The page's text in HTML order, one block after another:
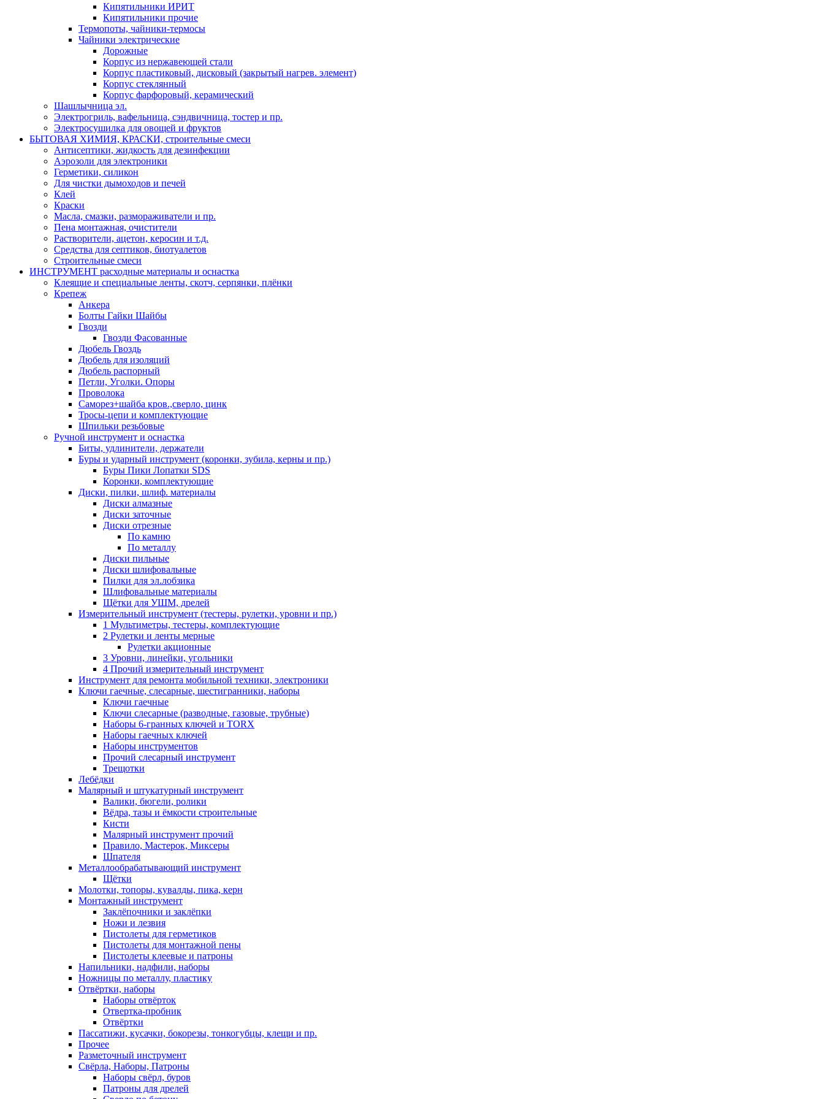
Кипятильники ИРИТ
Кипятильники прочие
Термопоты, чайники-термосы
Чайники электрические
Дорожные
Корпус из нержавеющей стали
Корпус пластиковый, дисковый (закрытый нагрев. элемент)
Корпус стеклянный
Корпус фарфоровый, керамический
Шашлычница эл.
Электрогриль, вафельница, сэндвичница, тостер и пр.
Электросушилка для овощей и фруктов
БЫТОВАЯ ХИМИЯ, КРАСКИ, строительные смеси
Антисептики, жидкость для дезинфекции
Аэрозоли для электроники
Герметики, силикон
Для чистки дымоходов и печей
Клей
Краски
Масла, смазки, размораживатели и пр.
Пена монтажная, очистители
Растворители, ацетон, керосин и т.д.
Средства для септиков, биотуалетов
Строительные смеси
ИНСТРУМЕНТ расходные материалы и оснастка
Клеящие и специальные ленты, скотч, серпянки, плёнки
Крепеж
Анкера
Болты Гайки Шайбы
Гвозди
Гвозди Фасованные
Дюбель Гвоздь
Дюбель для изоляций
Дюбель распорный
Петли, Уголки. Опоры
Проволока
Саморез+шайба кров.,сверло, цинк
Тросы-цепи и комплектующие
Шпильки резьбовые
Ручной инструмент и оснастка
Биты, удлинители, держатели
Буры и ударный инструмент (коронки, зубила, керны и пр.)
Буры Пики Лопатки SDS
Коронки, комплектующие
Диски, пилки, шлиф. материалы
Диски алмазные
Диски заточные
Диски отрезные
По камню
По металлу
Диски пильные
Диски шлифовальные
Пилки для эл.лобзика
Шлифовальные материалы
Щётки для УШМ, дрелей
Измерительный инструмент (тестеры, рулетки, уровни и пр.)
1 Мультиметры, тестеры, комплектующие
2 Рулетки и ленты мерные
Рулетки акционные
3 Уровни, линейки, угольники
4 Прочий измерительный инструмент
Инструмент для ремонта мобильной техники, электроники
Ключи гаечные, слесарные, шестигранники, наборы
Ключи гаечные
Ключи слесарные (разводные, газовые, трубные)
Наборы 6-гранных ключей и TORX
Наборы гаечных ключей
Наборы инструментов
Прочий слесарный инструмент
Трещотки
Лебёдки
Малярный и штукатурный инструмент
Валики, бюгели, ролики
Вёдра, тазы и ёмкости строительные
Кисти
Малярный инструмент прочий
Правило, Мастерок, Миксеры
Шпателя
Металлообрабатывающий инструмент
Щётки
Молотки, топоры, кувалды, пика, керн
Монтажный инструмент
Заклёпочники и заклёпки
Ножи и лезвия
Пистолеты для герметиков
Пистолеты для монтажной пены
Пистолеты клеевые и патроны
Напильники, надфили, наборы
Ножницы по металлу, пластику
Отвёртки, наборы
Наборы отвёрток
Отвертка-пробник
Отвёртки
Пассатижи, кусачки, бокорезы, тонкогубцы, клещи и пр.
Прочее
Разметочный инструмент
Свёрла, Наборы, Патроны
Наборы свёрл, буров
Патроны для дрелей